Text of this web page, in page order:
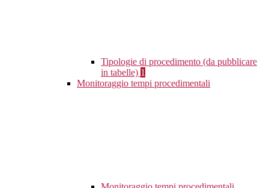
Tipologie di procedimento (da pubblicare
in tabelle) 1
Monitoraggio tempi procedimentali